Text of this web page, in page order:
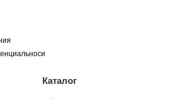
Каталог